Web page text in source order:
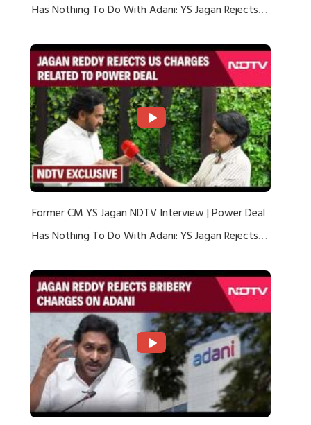
Has Nothing To Do With Adani: YS Jagan Rejects
Former CM YS Jagan NDTV Interview | Power Deal
Has Nothing To Do With Adani: YS Jagan Rejects